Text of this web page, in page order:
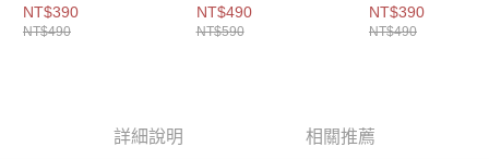
宅配
4
色-$490【A28280429
NT$390
NT$490
色-$590【A28280413
】
NT$490
NT$590
色-$490【
】
NT$390
NT$490
詳細說明 相關推薦